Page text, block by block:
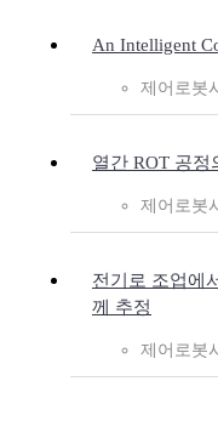
An Intelligent
제어로봇
열간 ROT 공
제어로봇
전기로 조업에
께 추정
제어로봇